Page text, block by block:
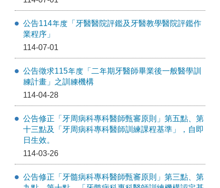
公告114年度「牙醫醫院評鑑及牙醫教學醫院評鑑作
業程序」
114-07-01
公告徵求115年度「二年期牙醫師畢業後一般醫學訓
練計畫」之訓練機構
114-04-28
公告修正「牙周病科專科醫師甄審原則」第五點、第
十三點及「牙周病科專科醫師訓練課程基準」，自即
日生效。
114-03-26
公告修正「牙髓病科專科醫師甄審原則」第三點、第